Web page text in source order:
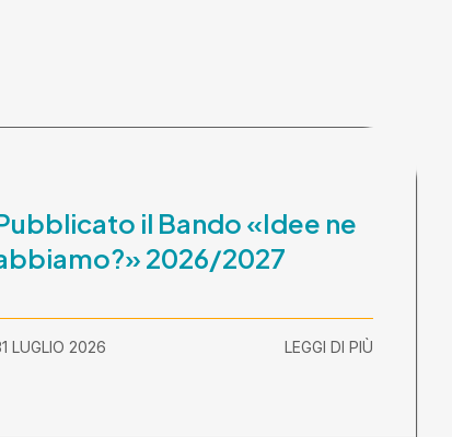
il Bando «Idee ne
2026/2027
LUGLIO 2026 LEGGI DI PIÙ